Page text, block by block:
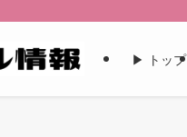
▶︎ トップ